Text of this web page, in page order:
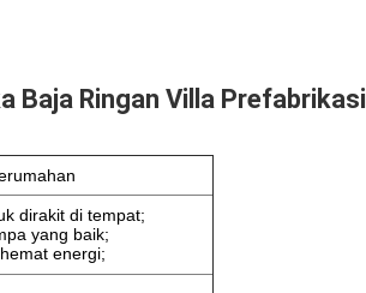
Baja Ringan Villa Prefabrikasi
dirakit di tempat;
yang baik;
energi;